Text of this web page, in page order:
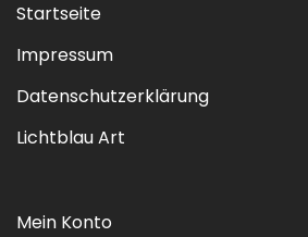
Startseite
Impressum
Datenschutzerklärung
Lichtblau Art
Mein Konto